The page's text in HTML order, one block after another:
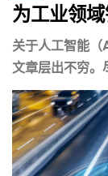
为工业领
关于人工智能
文章层出不穷。